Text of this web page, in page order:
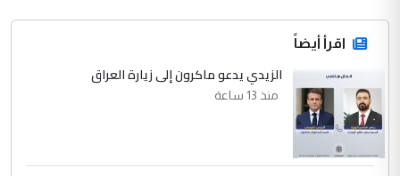
اقرأ أيضاً
الزيدي يدعو ماكرون إلى زيارة العراق
منذ 13 ساعة